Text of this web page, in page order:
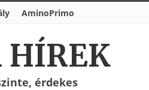
AminoPrimo
HÍREK
érdekes